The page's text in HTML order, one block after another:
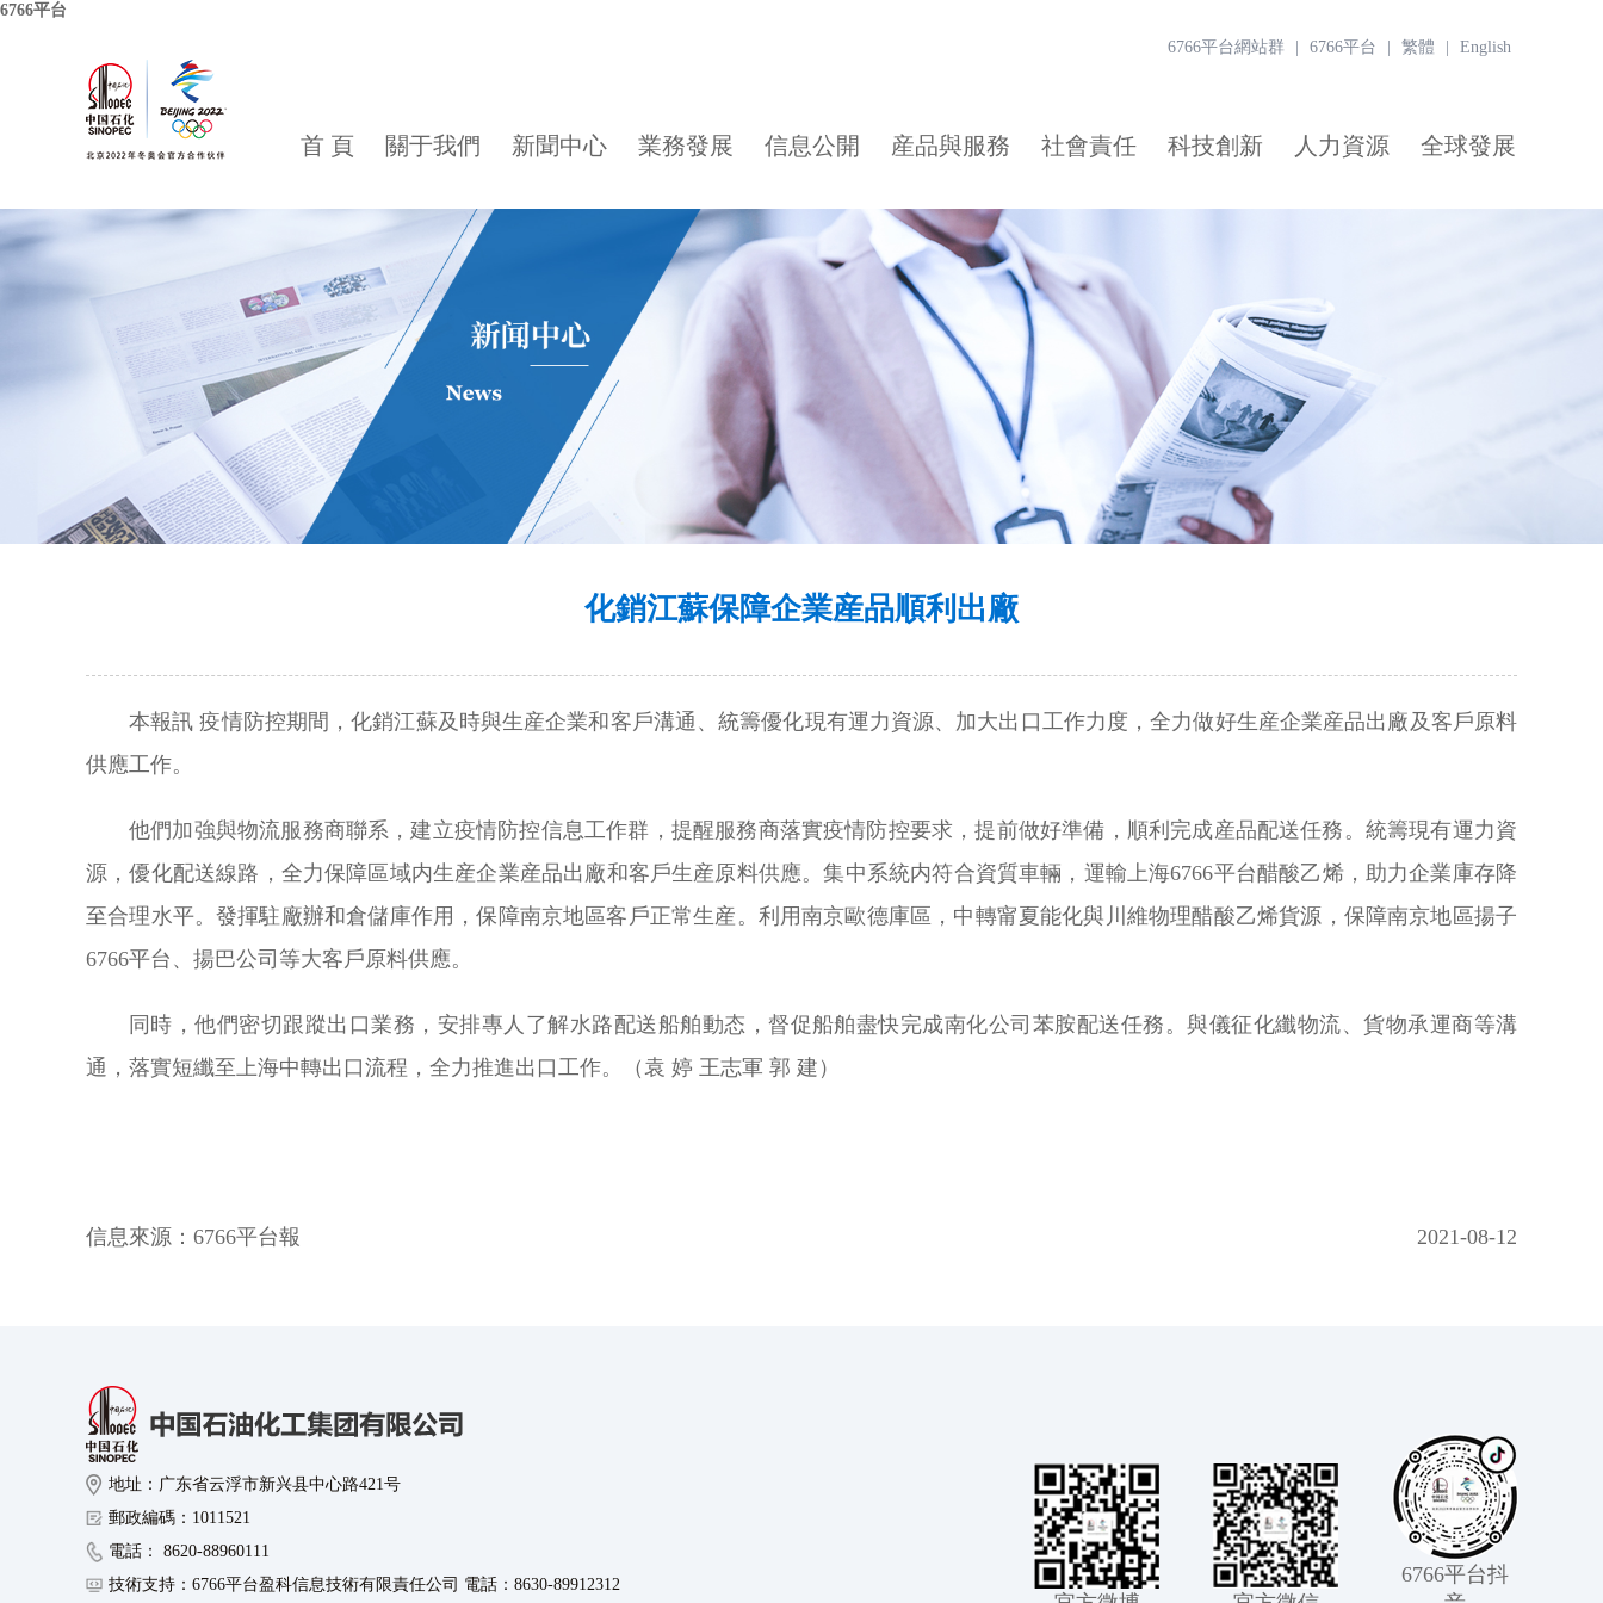
6766平台
6766平台網站群 6766平台 繁體 English
首 頁 關于我們 新聞中心 業務發展 信息公開 産品與服務 社會責任 科技創新 人力資源 全球發展
化銷江蘇保障企業産品順利出廠
本報訊 疫情防控期間，化銷江蘇及時與生産企業和客戶溝通、統籌優化現有運力資源、加大出口工作力度，全力做好生産企業産品出廠及客戶原料
供應工作。
他們加強與物流服務商聯系，建立疫情防控信息工作群，提醒服務商落實疫情防控要求，提前做好準備，順利完成産品配送任務。統籌現有運力資
源，優化配送線路，全力保障區域内生産企業産品出廠和客戶生産原料供應。集中系統内符合資質車輛，運輸上海6766平台醋酸乙烯，助力企業庫存降
至合理水平。發揮駐廠辦和倉儲庫作用，保障南京地區客戶正常生産。利用南京歐德庫區，中轉甯夏能化與川維物理醋酸乙烯貨源，保障南京地區揚子
6766平台、揚巴公司等大客戶原料供應。
同時，他們密切跟蹤出口業務，安排專人了解水路配送船舶動态，督促船舶盡快完成南化公司苯胺配送任務。與儀征化纖物流、貨物承運商等溝
通，落實短纖至上海中轉出口流程，全力推進出口工作。（袁 婷 王志軍 郭 建）
信息來源： 6766平台報 2021-08-12
地址：广东省云浮市新兴县中心路421号
郵政編碼：1011521
電話： 8620-88960111
技術支持：6766平台盈科信息技術有限責任公司 電話：8630-89912312
6766平台抖